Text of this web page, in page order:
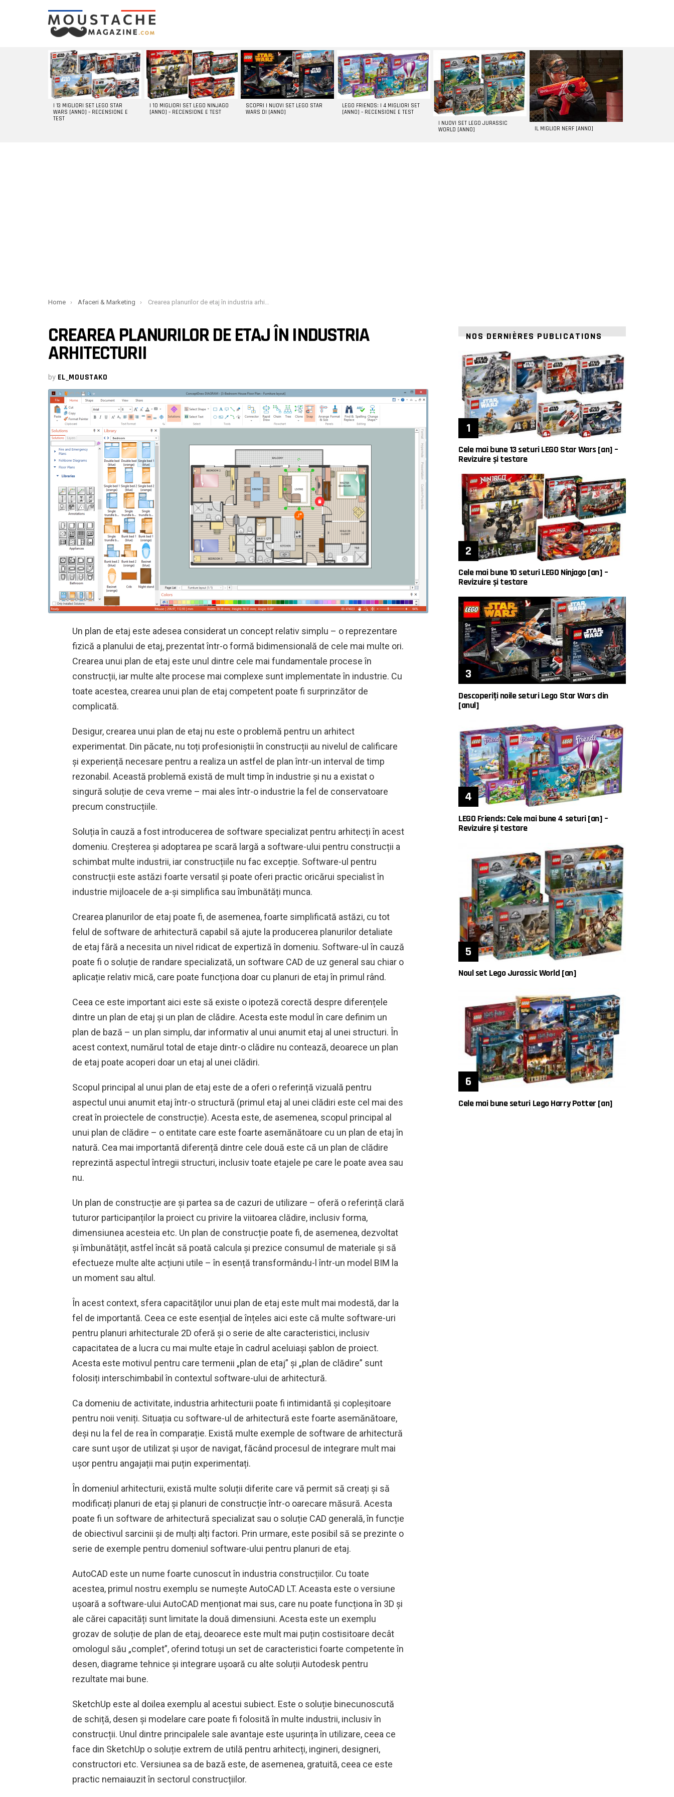
LATEST
STORIES
I 13 MIGLIORI SET LEGO STAR
WARS [ANNO] – RECENSIONE E
TEST
I 10 MIGLIORI SET LEGO NINJAGO
[ANNO] – RECENSIONE E TEST
SCOPRI I NUOVI SET LEGO STAR
WARS DI [ANNO]
LEGO FRIENDS: I 4 MIGLIORI SET
[ANNO] – RECENSIONE E TEST
I NUOVI SET LEGO JURASSIC
WORLD [ANNO]
IL MIGLIOR NERF [ANNO]
You are here:
Home Afaceri & Marketing Crearea planurilor de etaj în industria arhitecturii
CREAREA PLANURILOR DE ETAJ ÎN INDUSTRIA
ARHITECTURII
by EL_MOUSTAKO
Un plan de etaj este adesea considerat un concept relativ simplu – o reprezentare
fizică a planului de etaj, prezentat într-o formă bidimensională de cele mai multe ori.
Crearea unui plan de etaj este unul dintre cele mai fundamentale procese în
construcții, iar multe alte procese mai complexe sunt implementate în industrie. Cu
toate acestea, crearea unui plan de etaj competent poate fi surprinzător de
complicată.
Desigur, crearea unui plan de etaj nu este o problemă pentru un arhitect
experimentat. Din păcate, nu toți profesioniștii în construcții au nivelul de calificare
și experiență necesare pentru a realiza un astfel de plan într-un interval de timp
rezonabil. Această problemă există de mult timp în industrie și nu a existat o
singură soluție de ceva vreme – mai ales într-o industrie la fel de conservatoare
precum construcțiile.
Soluția în cauză a fost introducerea de software specializat pentru arhitecți în acest
domeniu. Creșterea și adoptarea pe scară largă a software-ului pentru construcții a
schimbat multe industrii, iar construcțiile nu fac excepție. Software-ul pentru
construcții este astăzi foarte versatil și poate oferi practic oricărui specialist în
industrie mijloacele de a-și simplifica sau îmbunătăți munca.
Crearea planurilor de etaj poate fi, de asemenea, foarte simplificată astăzi, cu tot
felul de software de arhitectură capabil să ajute la producerea planurilor detaliate
de etaj fără a necesita un nivel ridicat de expertiză în domeniu. Software-ul în cauză
poate fi o soluție de randare specializată, un software CAD de uz general sau chiar o
aplicație relativ mică, care poate funcționa doar cu planuri de etaj în primul rând.
Ceea ce este important aici este să existe o ipoteză corectă despre diferențele
dintre un plan de etaj și un plan de clădire. Acesta este modul în care definim un
plan de bază – un plan simplu, dar informativ al unui anumit etaj al unei structuri. În
acest context, numărul total de etaje dintr-o clădire nu contează, deoarece un plan
de etaj poate acoperi doar un etaj al unei clădiri.
Scopul principal al unui plan de etaj este de a oferi o referință vizuală pentru
aspectul unui anumit etaj într-o structură (primul etaj al unei clădiri este cel mai des
creat în proiectele de construcție). Acesta este, de asemenea, scopul principal al
unui plan de clădire – o entitate care este foarte asemănătoare cu un plan de etaj în
natură. Cea mai importantă diferență dintre cele două este că un plan de clădire
reprezintă aspectul întregii structuri, inclusiv toate etajele pe care le poate avea sau
nu.
Un plan de construcție are și partea sa de cazuri de utilizare – oferă o referință clară
tuturor participanților la proiect cu privire la viitoarea clădire, inclusiv forma,
dimensiunea acesteia etc. Un plan de construcție poate fi, de asemenea, dezvoltat
și îmbunătățit, astfel încât să poată calcula și prezice consumul de materiale și să
efectueze multe alte acțiuni utile – în esență transformându-l într-un model BIM la
un moment sau altul.
În acest context, sfera capacităţilor unui plan de etaj este mult mai modestă, dar la
fel de importantă. Ceea ce este esențial de înțeles aici este că multe software-uri
pentru planuri arhitecturale 2D oferă și o serie de alte caracteristici, inclusiv
capacitatea de a lucra cu mai multe etaje în cadrul aceluiași șablon de proiect.
Acesta este motivul pentru care termenii „plan de etaj” și „plan de clădire” sunt
folosiți interschimbabil în contextul software-ului de arhitectură.
Ca domeniu de activitate, industria arhitecturii poate fi intimidantă și copleșitoare
pentru noii veniți. Situația cu software-ul de arhitectură este foarte asemănătoare,
deși nu la fel de rea în comparație. Există multe exemple de software de arhitectură
care sunt ușor de utilizat și ușor de navigat, făcând procesul de integrare mult mai
ușor pentru angajații mai puțin experimentați.
În domeniul arhitecturii, există multe soluții diferite care vă permit să creați și să
modificați planuri de etaj și planuri de construcție într-o oarecare măsură. Acesta
poate fi un software de arhitectură specializat sau o soluție CAD generală, în funcție
de obiectivul sarcinii și de mulți alți factori. Prin urmare, este posibil să se prezinte o
serie de exemple pentru domeniul software-ului pentru planuri de etaj.
AutoCAD este un nume foarte cunoscut în industria construcțiilor. Cu toate
acestea, primul nostru exemplu se numește AutoCAD LT. Aceasta este o versiune
ușoară a software-ului AutoCAD menționat mai sus, care nu poate funcționa în 3D și
ale cărei capacități sunt limitate la două dimensiuni. Acesta este un exemplu
grozav de soluție de plan de etaj, deoarece este mult mai puțin costisitoare decât
omologul său „complet”, oferind totuși un set de caracteristici foarte competente în
desen, diagrame tehnice și integrare ușoară cu alte soluții Autodesk pentru
rezultate mai bune.
SketchUp este al doilea exemplu al acestui subiect. Este o soluție binecunoscută
de schiță, desen și modelare care poate fi folosită în multe industrii, inclusiv în
construcții. Unul dintre principalele sale avantaje este ușurința în utilizare, ceea ce
face din SketchUp o soluție extrem de utilă pentru arhitecți, ingineri, designeri,
constructori etc. Versiunea sa de bază este, de asemenea, gratuită, ceea ce este
practic nemaiauzit în sectorul construcțiilor.
NOS DERNIÈRES PUBLICATIONS
Cele mai bune 13 seturi LEGO Star Wars [an] –
Revizuire și testare
Cele mai bune 10 seturi LEGO Ninjago [an] –
Revizuire și testare
Descoperiți noile seturi Lego Star Wars din
[anul]
LEGO Friends: Cele mai bune 4 seturi [an] –
Revizuire și testare
Noul set Lego Jurassic World [an]
Cele mai bune seturi Lego Harry Potter [an]